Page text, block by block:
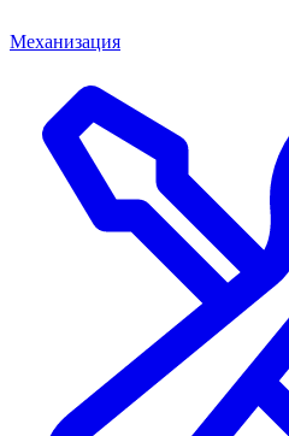
Механизация